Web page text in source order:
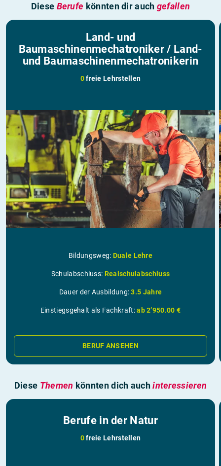
Diese Berufe könnten dir auch gefallen
Land- und
Baumaschinenmechatroniker / Land-
und Baumaschinenmechatronikerin
0freie Lehrstellen
Bildungsweg: Duale Lehre
Schulabschluss: Realschulabschluss
Dauer der Ausbildung:3.5 Jahre
Einstiegsgehalt als Fachkraft:ab 2’950.00 €
BERUF ANSEHEN
Diese Themen könnten dich auchinteressieren
Berufe in der Natur
0freie Lehrstellen